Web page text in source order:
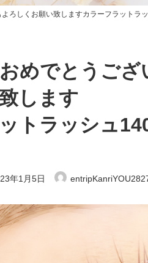
しくお願い致しますカラーフラットラ
めでとうご
します
トラッシュ
年1月5日